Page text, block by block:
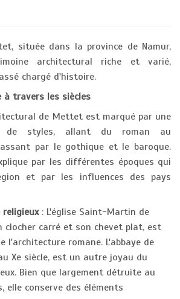
située dans la province de Namur,
architectural riche et varié,
chargé d'histoire.
travers les siècles
de Mettet est marqué par une
de styles, allant du roman au
par le gothique et le baroque.
par les différentes époques qui
et par les influences des pays
religieux: L'église Saint-Martin de
clocher carré et son chevet plat, est
l'architecture romane. L'abbaye de
Xe siècle, est un autre joyau du
Bien que largement détruite au
elle conserve des éléments